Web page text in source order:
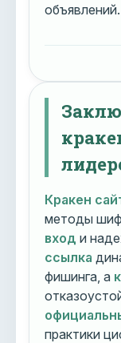
объявлений.
Кракен
методы
вход и
ссылка
фишинга, а
практики